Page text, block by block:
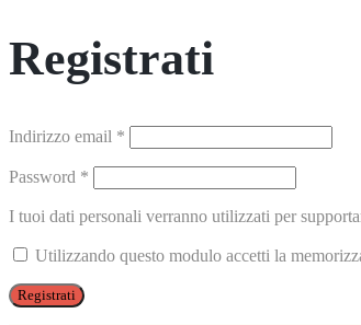
Registrati
Indirizzo email *
Password *
I tuoi dati personali verranno utilizzati per
Utilizzando questo modulo accetti la
Registrati